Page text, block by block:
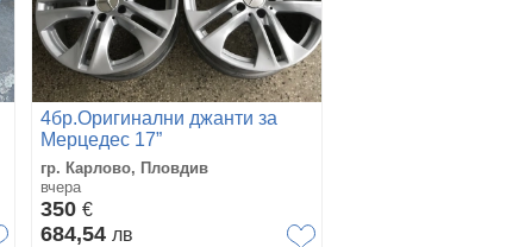
4бр.Оригинални джанти за
Мерцедес 17”
гр. Карлово, Пловдив
вчера
350 €
684,54 лв